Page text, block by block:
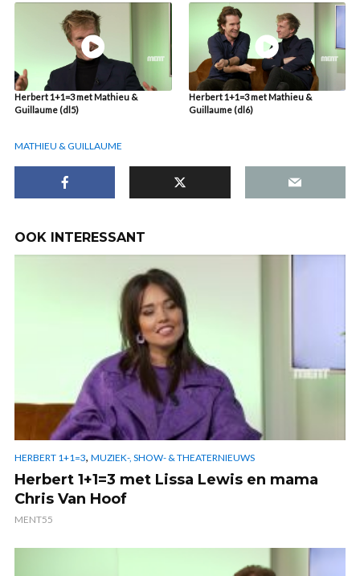
Herbert 1+1=3 met Mathieu &
Guillaume (dl5)
Herbert 1+1=3 met Mathieu &
Guillaume (dl6)
MATHIEU & GUILLAUME
OOK INTERESSANT
HERBERT 1+1=3, MUZIEK-, SHOW- & THEATERNIEUWS
Herbert 1+1=3 met Lissa Lewis en mama
Chris Van Hoof
MENT55